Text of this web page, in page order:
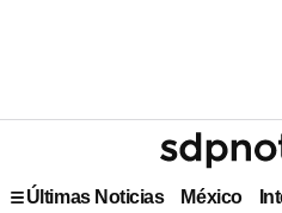
Últimas Noticias México